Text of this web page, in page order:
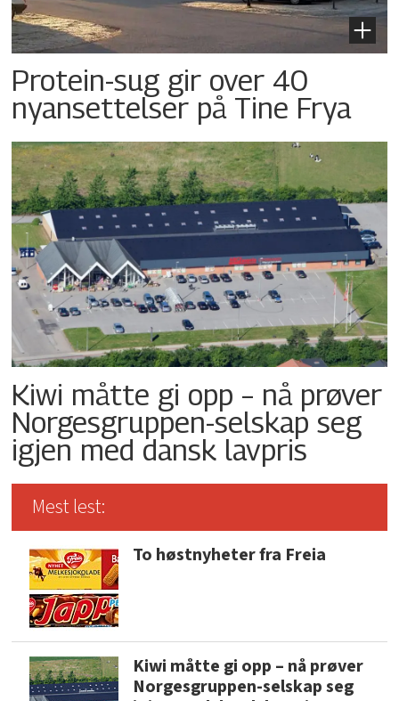
Protein-sug gir over 40
nyansettelser på Tine Frya
Kiwi måtte gi opp – nå prøver
Norgesgruppen-selskap seg
igjen med dansk lavpris
Mest lest:
To høstnyheter fra Freia
Kiwi måtte gi opp – nå prøver
Norgesgruppen-selskap seg